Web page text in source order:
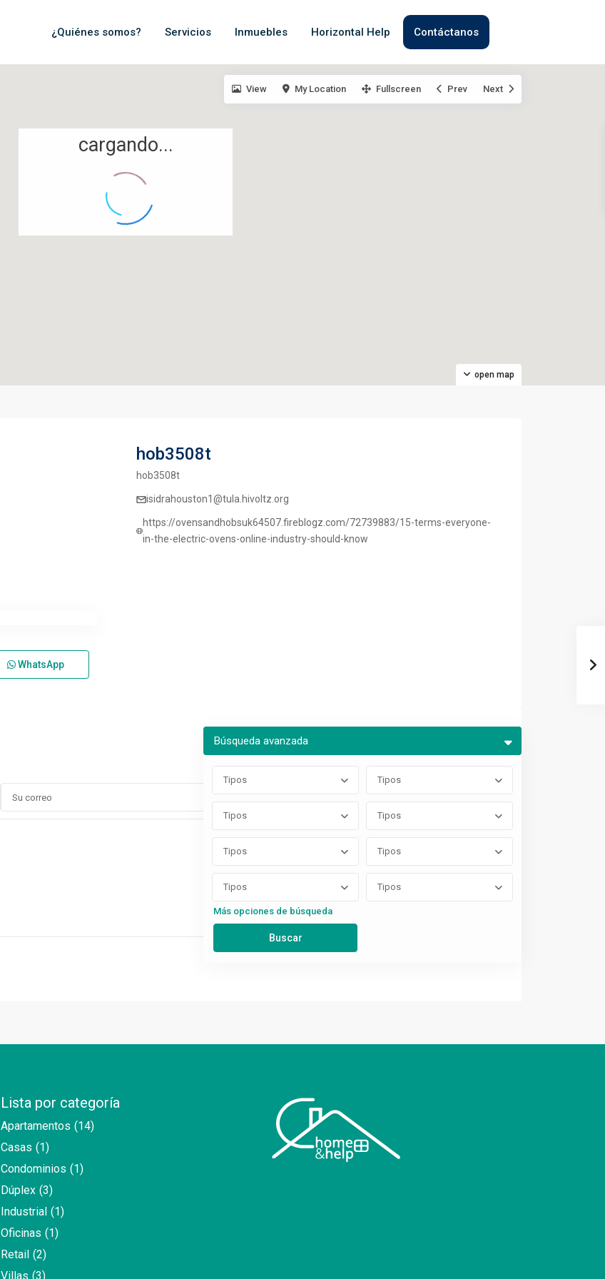
¿Quiénes somos? Servicios Inmuebles Horizontal Help Contáctanos
cargando...
open map
View My Location Fullscreen Prev Next
Búsqueda avanzada
Tipos Tipos
Tipos Tipos
Tipos Tipos
Tipos Tipos
Más opciones de búsqueda
hob3508t
hob3508t
isidrahouston1@tula.hivoltz.org
https://ovensandhobsuk64507.fireblogz.com/72739883/15-terms-everyone-
in-the-electric-ovens-online-industry-should-know
WhatsApp
Lista por categoría
Apartamentos (14)
Casas (1)
Condominios (1)
Dúplex (3)
Industrial (1)
Oficinas (1)
Retail (2)
Villas (3)